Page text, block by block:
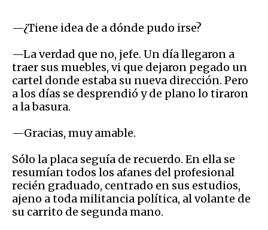
—¿Tiene idea de a dónde pudo irse?
—La verdad que no, jefe. Un día llegaron a
traer sus muebles, vi que dejaron pegado un
cartel donde estaba su nueva dirección. Pero
a los días se desprendió y de plano lo tiraron
a la basura.
—Gracias, muy amable.
Sólo la placa seguía de recuerdo. En ella se
resumían todos los afanes del profesional
recién graduado, centrado en sus estudios,
ajeno a toda militancia política, al volante de
su carrito de segunda mano.